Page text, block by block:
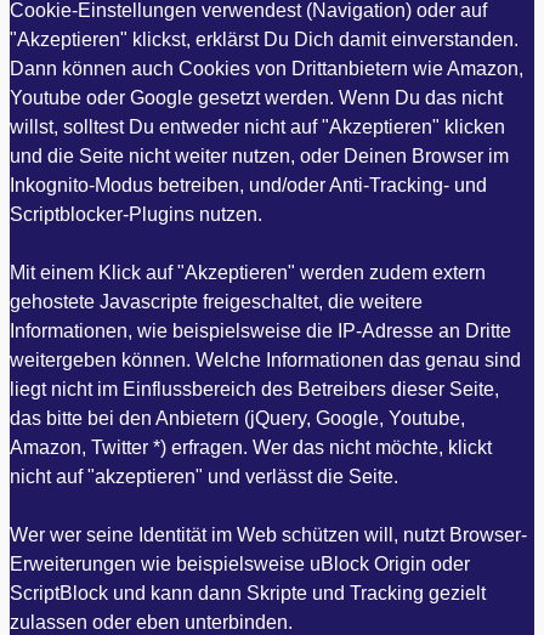
Cookie-Einstellungen verwendest (Navigation) oder auf
"Akzeptieren" klickst, erklärst Du Dich damit einverstanden.
Dann können auch Cookies von Drittanbietern wie Amazon,
Youtube oder Google gesetzt werden. Wenn Du das nicht
willst, solltest Du entweder nicht auf "Akzeptieren" klicken
und die Seite nicht weiter nutzen, oder Deinen Browser im
Inkognito-Modus betreiben, und/oder Anti-Tracking- und
Scriptblocker-Plugins nutzen.
Mit einem Klick auf "Akzeptieren" werden zudem extern
gehostete Javascripte freigeschaltet, die weitere
Informationen, wie beispielsweise die IP-Adresse an Dritte
weitergeben können. Welche Informationen das genau sind
liegt nicht im Einflussbereich des Betreibers dieser Seite,
das bitte bei den Anbietern (jQuery, Google, Youtube,
Amazon, Twitter *) erfragen. Wer das nicht möchte, klickt
nicht auf "akzeptieren" und verlässt die Seite.
Wer wer seine Identität im Web schützen will, nutzt Browser-
Erweiterungen wie beispielsweise uBlock Origin oder
ScriptBlock und kann dann Skripte und Tracking gezielt
zulassen oder eben unterbinden.